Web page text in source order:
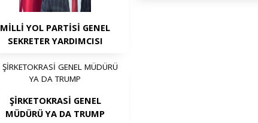
MİLLİ YOL PARTİSİ GENEL
SEKRETER YARDIMCISI
AĞUSTOS ZAFER BAYRAMI
MESAJI
ŞİRKETOKRASİ GENEL
MÜDÜRÜ YA DA TRUMP